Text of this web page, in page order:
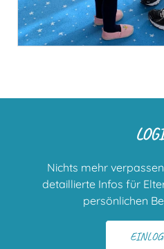
Nichts mehr
detaillierte Infos für
persönlichen